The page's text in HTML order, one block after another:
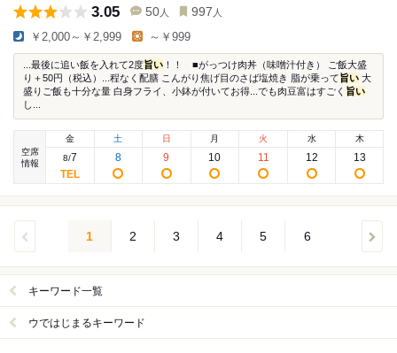
3.05 50 人 997 人
￥2,000～￥2,999 ～￥999
...最後に追い飯を入れて2度旨い ！！ ■がっつけ肉丼（味噌汁付き） ご飯大盛
り＋50円（税込）...程なく配膳 こんがり焦げ目のさば塩焼き 脂が乗って旨い 大
盛りご飯も十分な量 白身フライ、小鉢が付いてお得...でも肉豆富はすごく 旨い
し...
空席
情報
金
8/7
土
8
日
9
月
10
火
11
水
12
木
13
1 2 3 4 5 6
キーワード一覧
ウではじまるキーワード